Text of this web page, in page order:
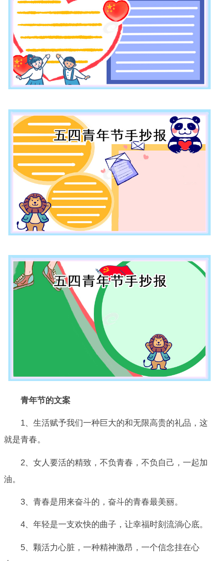
青年节的文案
1、生活赋予我们一种巨大的和无限高贵的礼品，这
就是青春。
2、女人要活的精致，不负青春，不负自己，一起加
油。
3、青春是用来奋斗的，奋斗的青春最美丽。
4、年轻是一支欢快的曲子，让幸福时刻流淌心底。
5、颗活力心脏，一种精神激昂，一个信念挂在心